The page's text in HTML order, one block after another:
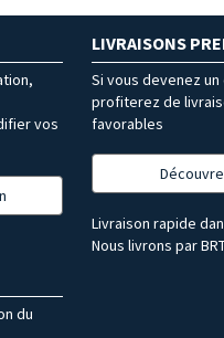
vos
LIVRAISONS
Si vous devenez
profiterez de
favorables
Livraison rapide
Nous livrons par
du